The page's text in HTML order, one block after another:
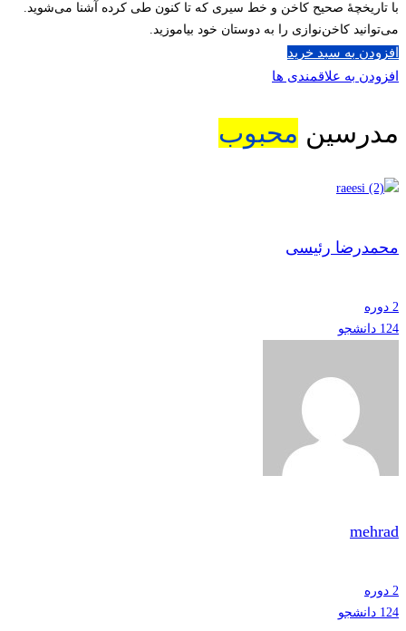
با تاریخچۀ صحیح کاخن و خط سیری که تا کنون طی کرده آشنا می‌شوید.
می‌توانید کاخن‌نوازی را به دوستان خود بیاموزید.
افزودن به سبد خرید
افزودن به علاقمندی ها
مدرسین محبوب
محمدرضا رئیسی
2 دوره
124 دانشجو
mehrad
2 دوره
124 دانشجو